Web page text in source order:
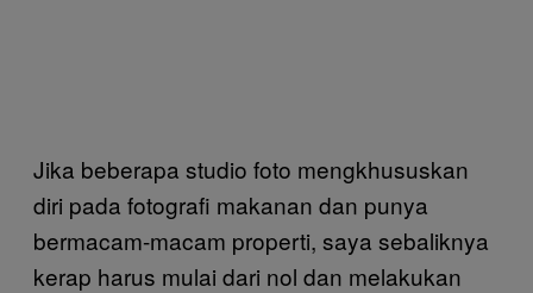
Jika beberapa studio foto mengkhususkan
diri pada fotografi makanan dan punya
bermacam-macam properti, saya sebaliknya
kerap harus mulai dari nol dan melakukan